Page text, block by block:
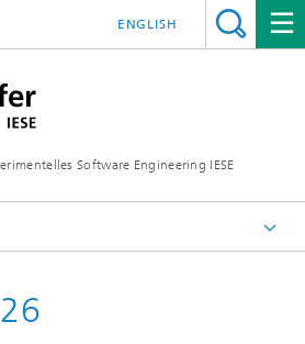
Software Engineering IESE
ENGLISH